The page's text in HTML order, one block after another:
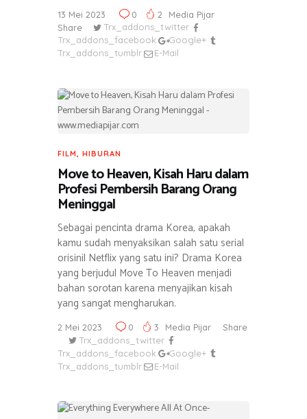
13 Mei 2023 0 2
Media Pijar
Share
Trx_addons_twitter
Trx_addons_facebook
Google+
Trx_addons_tumblr
E-Mail
FILM, HIBURAN
Move to Heaven, Kisah Haru dalam
Profesi Pembersih Barang Orang
Meninggal
Sebagai pencinta drama Korea, apakah
kamu sudah menyaksikan salah satu serial
orisinil Netflix yang satu ini? Drama Korea
yang berjudul Move To Heaven menjadi
bahan sorotan karena menyajikan kisah
yang sangat mengharukan.
2 Mei 2023 0 3 Media Pijar
Share
Trx_addons_twitter
Trx_addons_facebook
Google+
Trx_addons_tumblr
E-Mail